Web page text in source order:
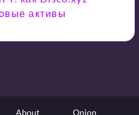
активы
About Onion